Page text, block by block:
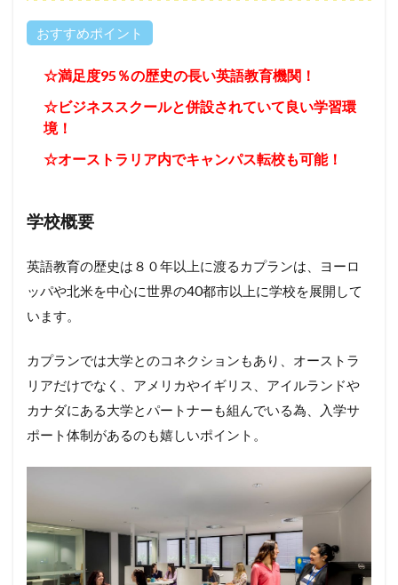
おすすめポイント
☆満足度95％の歴史の長い英語教育機関！
☆ビジネススクールと併設されていて良い学習環
境！
☆オーストラリア内でキャンパス転校も可能！
学校概要
英語教育の歴史は８０年以上に渡るカプランは、ヨーロ
ッパや北米を中心に世界の40都市以上に学校を展開して
います。
カプランでは大学とのコネクションもあり、オーストラ
リアだけでなく、アメリカやイギリス、アイルランドや
カナダにある大学とパートナーも組んでいる為、入学サ
ポート体制があるのも嬉しいポイント。